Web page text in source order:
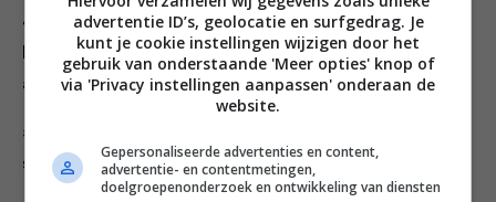
4. Kook de tagliatelle al dente. Laat uitlekken en
bewaar een kop kooknat. Voeg dit met de pasta toe
aan de saus.
5. Roer alles goed door, strooi de peterselie erover en
serveer.
advertentie ID’s, geolocatie en surfgedrag. Je
kunt je cookie instellingen wijzigen door het
gebruik van onderstaande 'Meer opties' knop of
via 'Privacy instellingen aanpassen' onderaan de
website.
Gepersonaliseerde advertenties en content,
advertentie- en contentmetingen,
doelgroepenonderzoek en ontwikkeling van diensten